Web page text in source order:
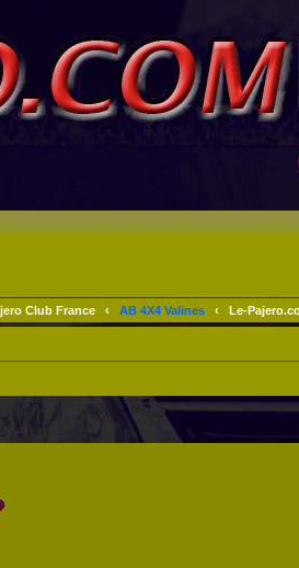
Club France ‹ AB 4X4 Valines ‹ Le-